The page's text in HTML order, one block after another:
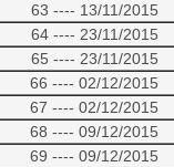
63 ---- 13/11/2015
64 ---- 23/11/2015
65 ---- 23/11/2015
66 ---- 02/12/2015
67 ---- 02/12/2015
68 ---- 09/12/2015
69 ---- 09/12/2015